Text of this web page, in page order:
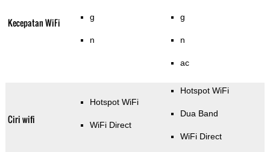
Kecepatan WiFi g
n
g
n
ac
Ciri wifi
Hotspot WiFi
WiFi Direct
Hotspot WiFi
Dua Band
WiFi Direct